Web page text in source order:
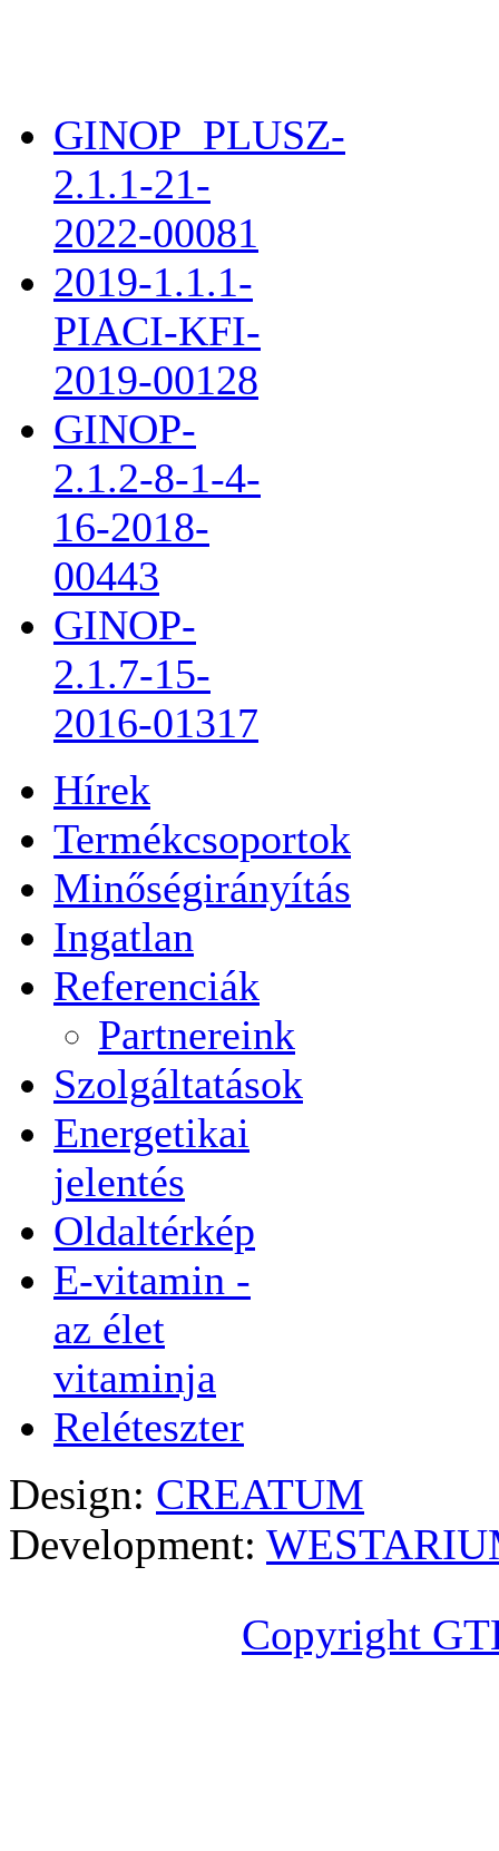
GINOP_PLUSZ-
2.1.1-21-
2022-00081
2019-1.1.1-
PIACI-KFI-
2019-00128
GINOP-
2.1.2-8-1-4-
16-2018-
00443
GINOP-
2.1.7-15-
2016-01317
Hírek
Termékcsoportok
Minőségirányítás
Ingatlan
Referenciák
Partnereink
Szolgáltatások
Energetikai
jelentés
Oldaltérkép
E-vitamin -
az élet
vitaminja
Reléteszter
Design: CREATUM
Development:
Copyright